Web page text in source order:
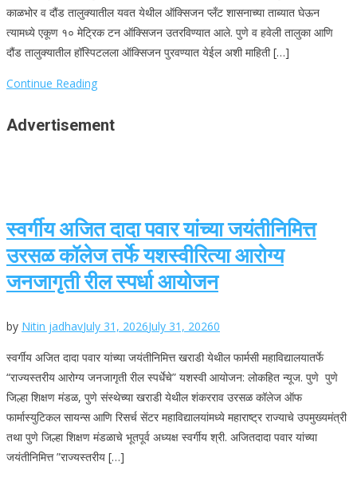
काळभोर व दौंड तालुक्यातील यवत येथील ऑक्सिजन प्लँट शासनाच्या ताब्यात घेऊन
त्यामध्ये एकूण १० मेट्रिक टन ऑक्सिजन उतरविण्यात आले. पुणे व हवेली तालुका आणि
दौंड तालुक्यातील हॉस्पिटलला ऑक्सिजन पुरवण्यात येईल अशी माहिती […]
Continue Reading
Advertisement
स्वर्गीय अजित दादा पवार यांच्या जयंतीनिमित्त
उरसळ कॉलेज तर्फे यशस्वीरित्या आरोग्य
जनजागृती रील स्पर्धा आयोजन
by Nitin jadhavJuly 31, 2026July 31, 20260
स्वर्गीय अजित दादा पवार यांच्या जयंतीनिमित्त खराडी येथील फार्मसी महाविद्यालयातर्फे
“राज्यस्तरीय आरोग्य जनजागृती रील स्पर्धेचे” यशस्वी आयोजन: लोकहित न्यूज. पुणे पुणे
जिल्हा शिक्षण मंडळ, पुणे संस्थेच्या खराडी येथील शंकरराव उरसळ कॉलेज ऑफ
फार्मास्युटिकल सायन्स आणि रिसर्च सेंटर महाविद्यालयांमध्ये महाराष्ट्र राज्याचे उपमुख्यमंत्री
तथा पुणे जिल्हा शिक्षण मंडळाचे भूतपूर्व अध्यक्ष स्वर्गीय श्री. अजितदादा पवार यांच्या
जयंतीनिमित्त ”राज्यस्तरीय […]